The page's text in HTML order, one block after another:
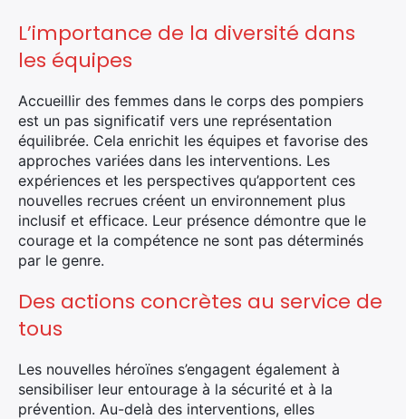
L’importance de la diversité dans
les équipes
Accueillir des femmes dans le corps des pompiers
est un pas significatif vers une représentation
équilibrée. Cela enrichit les équipes et favorise des
approches variées dans les interventions. Les
expériences et les perspectives qu’apportent ces
nouvelles recrues créent un environnement plus
inclusif et efficace. Leur présence démontre que le
courage et la compétence ne sont pas déterminés
par le genre.
Des actions concrètes au service de
tous
Les nouvelles héroïnes s’engagent également à
sensibiliser leur entourage à la sécurité et à la
prévention. Au-delà des interventions, elles
×
Rechercher
: